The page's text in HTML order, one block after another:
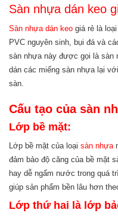
Sàn nhựa dán keo
Sàn nhựa dán keo giá rẻ là
PVC nguyên sinh, bụi đá và
sàn nhựa này được gọi là sàn
dán các miếng sàn nhựa lại
sàn.
Cấu tạo của sàn
Lớp bề mặt:
Lớp bề mặt của loại sàn nhựa
đảm bảo độ căng của bề mặt
hay dễ ngấm nước trong quá
giúp sản phẩm bền lâu hơn
Lớp thứ hai là lớp